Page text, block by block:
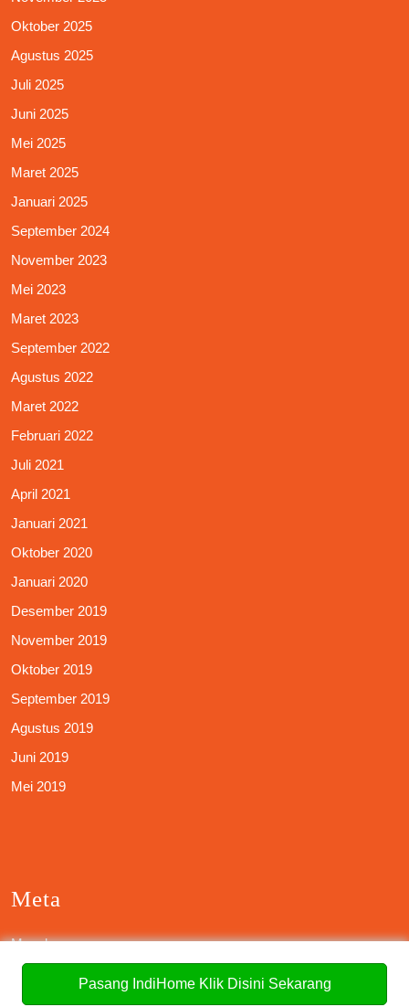
Oktober 2025
Agustus 2025
Juli 2025
Juni 2025
Mei 2025
Maret 2025
Januari 2025
September 2024
November 2023
Mei 2023
Maret 2023
September 2022
Agustus 2022
Maret 2022
Februari 2022
Juli 2021
April 2021
Januari 2021
Oktober 2020
Januari 2020
Desember 2019
November 2019
Oktober 2019
September 2019
Agustus 2019
Juni 2019
Mei 2019
Meta
Masuk
Pasang IndiHome Klik Disini Sekarang